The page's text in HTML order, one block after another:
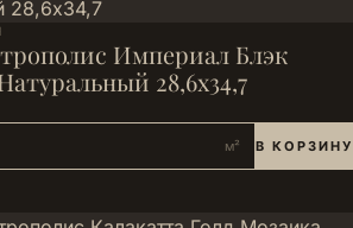
Империал Блэк
28,6х34,7
м² В КОРЗИНУ